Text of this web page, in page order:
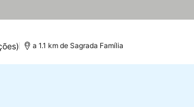
a 1.1 km de Sagrada Família